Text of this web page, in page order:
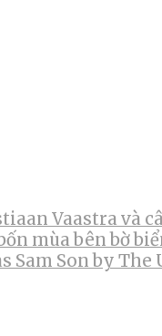
Vaastra và
mùa bên bờ
Sam Son by The